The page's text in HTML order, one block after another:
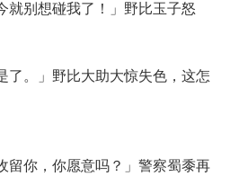
别想碰我了！」野比玉子怒
。」野比大助大惊失色，这怎
你，你愿意吗？」警察蜀黍再